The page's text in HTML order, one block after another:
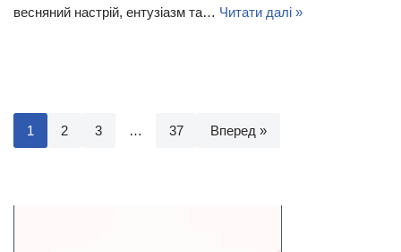
весняний настрій, ентузіазм та… Читати далі »
1 2 3 … 37 Вперед »